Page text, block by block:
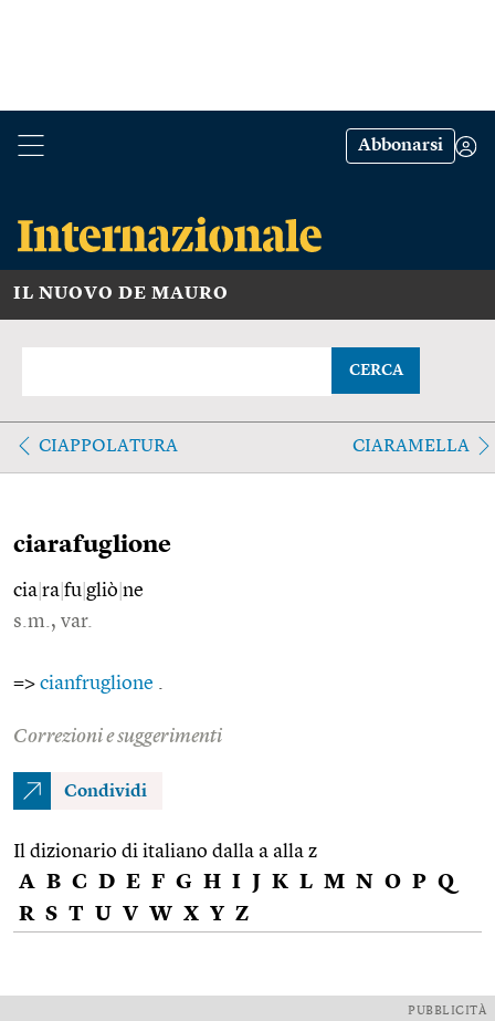
Abbonarsi
IL NUOVO DE MAURO
CERCA
CIAPPOLATURA CIARAMELLA
ciarafuglione
cia ra fu gliò ne
s.m., var.
=> cianfruglione
Correzioni e suggerimenti
Condividi
Il dizionario di italiano dalla a alla z
A B C D E F G H I J K L M N O P Q
R S T U V W X Y Z
PUBBLICITÀ